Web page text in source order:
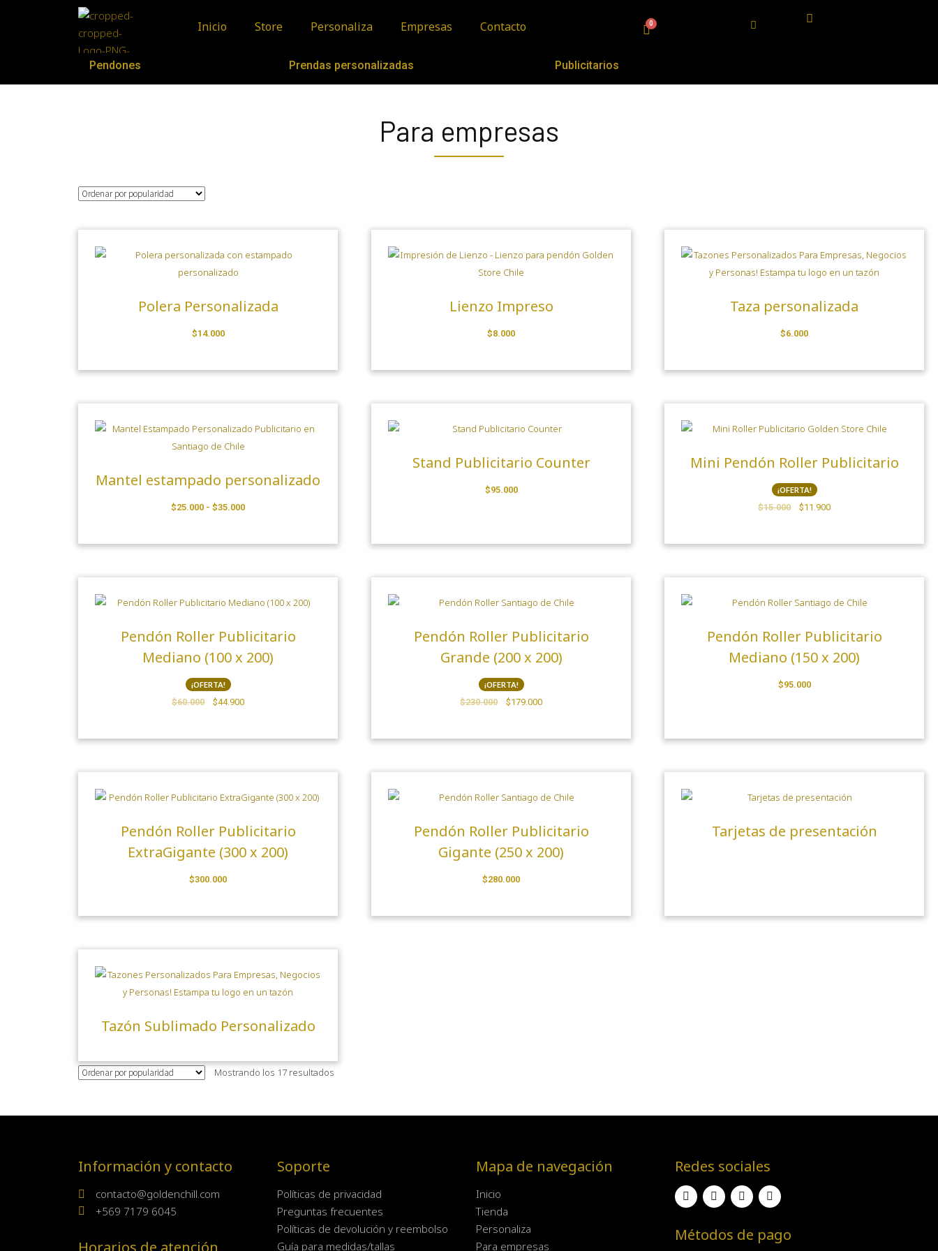
Inicio Store Personaliza Empresas Contacto
Pendones Prendas personalizadas Publicitarios
Para empresas
Polera Personalizada
$14.000
Lienzo Impreso
$8.000
Taza personalizada
$6.000
Mantel estampado personalizado
$25.000 - $35.000
Stand Publicitario Counter
$95.000
Mini Pendón Roller Publicitario
¡OFERTA!
$15.000 $11.900
Pendón Roller Publicitario
Mediano (100 x 200)
¡OFERTA!
$60.000 $44.900
Pendón Roller Publicitario
Grande (200 x 200)
¡OFERTA!
$230.000 $179.000
Pendón Roller Publicitario
Mediano (150 x 200)
$95.000
Pendón Roller Publicitario
ExtraGigante (300 x 200)
$300.000
Pendón Roller Publicitario
Gigante (250 x 200)
$280.000
Tarjetas de presentación
Tazón Sublimado Personalizado
Mostrando los 17 resultados
Información y contacto
contacto@goldenchill.com
+569 7179 6045
Horarios de atención
Soporte
Políticas de privacidad
Preguntas frecuentes
Políticas de devolución y reembolso
Guía para medidas/tallas
Mapa de navegación
Inicio
Tienda
Personaliza
Para empresas
Redes sociales
Métodos de pago